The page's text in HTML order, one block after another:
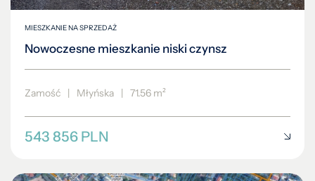
MIESZKANIE NA SPRZEDAŻ
Nowoczesne mieszkanie niski czynsz
Zamość | Młyńska | 71.56 m²
543 856 PLN